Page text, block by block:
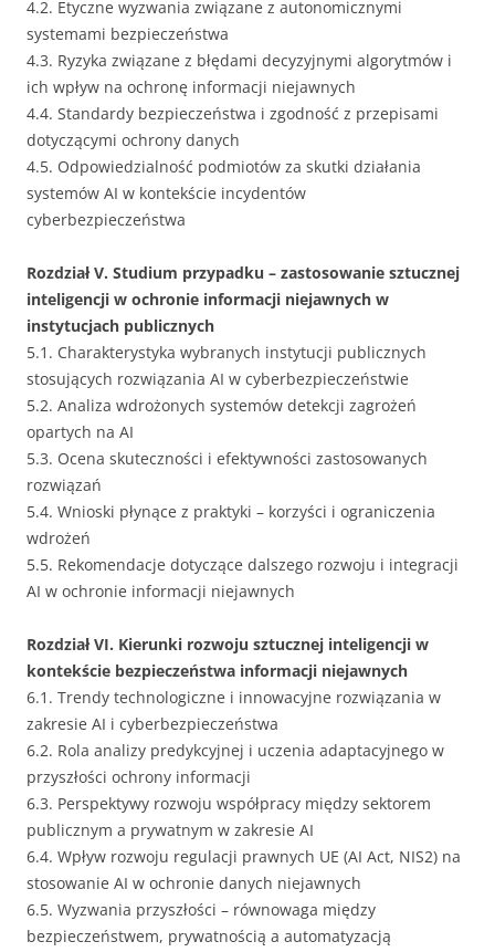
4.2. Etyczne wyzwania związane z autonomicznymi
systemami bezpieczeństwa
4.3. Ryzyka związane z błędami decyzyjnymi algorytmów i
ich wpływ na ochronę informacji niejawnych
4.4. Standardy bezpieczeństwa i zgodność z przepisami
dotyczącymi ochrony danych
4.5. Odpowiedzialność podmiotów za skutki działania
systemów AI w kontekście incydentów
cyberbezpieczeństwa
Rozdział V. Studium przypadku – zastosowanie sztucznej
inteligencji w ochronie informacji niejawnych w
instytucjach publicznych
5.1. Charakterystyka wybranych instytucji publicznych
stosujących rozwiązania AI w cyberbezpieczeństwie
5.2. Analiza wdrożonych systemów detekcji zagrożeń
opartych na AI
5.3. Ocena skuteczności i efektywności zastosowanych
rozwiązań
5.4. Wnioski płynące z praktyki – korzyści i ograniczenia
wdrożeń
5.5. Rekomendacje dotyczące dalszego rozwoju i integracji
AI w ochronie informacji niejawnych
Rozdział VI. Kierunki rozwoju sztucznej inteligencji w
kontekście bezpieczeństwa informacji niejawnych
6.1. Trendy technologiczne i innowacyjne rozwiązania w
zakresie AI i cyberbezpieczeństwa
6.2. Rola analizy predykcyjnej i uczenia adaptacyjnego w
przyszłości ochrony informacji
6.3. Perspektywy rozwoju współpracy między sektorem
publicznym a prywatnym w zakresie AI
6.4. Wpływ rozwoju regulacji prawnych UE (AI Act, NIS2) na
stosowanie AI w ochronie danych niejawnych
6.5. Wyzwania przyszłości – równowaga między
bezpieczeństwem, prywatnością a automatyzacją